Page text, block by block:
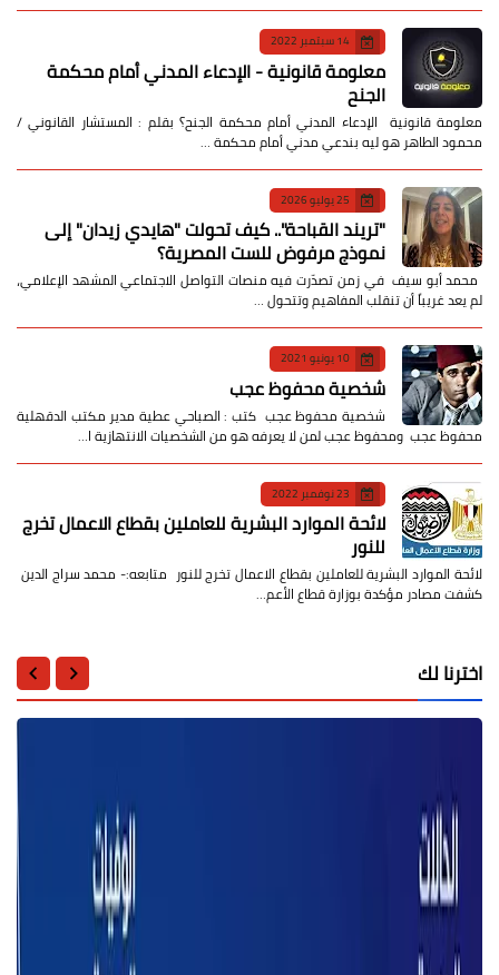
14 سبتمبر 2022
معلومة قانونية - الإدعاء المدني أمام محكمة
الجنح
معلومة قانونية الإدعاء المدني أمام محكمة الجنح؟ بقلم : المستشار القانوني /
محمود الطاهر هو ليه بندعي مدني أمام محكمة …
25 يوليو 2026
​"تريند القباحة".. كيف تحولت "هايدي زيدان" إلى
نموذج مرفوض للست المصرية؟
​ محمد أبو سيف ​في زمن تصدّرت فيه منصات التواصل الاجتماعي المشهد الإعلامي،
لم يعد غريباً أن تنقلب المفاهيم وتتحول …
10 يونيو 2021
شخصية محفوظ عجب
شخصية محفوظ عجب كتب : الصباحي عطية مدير مكتب الدقهلية
محفوظ عجب ومحفوظ عجب لمن لا يعرفه هو من الشخصيات الانتهازية ا…
23 نوفمبر 2022
لائحة الموارد البشرية للعاملين بقطاع الاعمال تخرج
للنور
لائحة الموارد البشرية للعاملين بقطاع الاعمال تخرج للنور متابعه:- محمد سراج الدين
كشفت مصادر مؤكدة بوزارة قطاع الأعم…
اخترنا لك